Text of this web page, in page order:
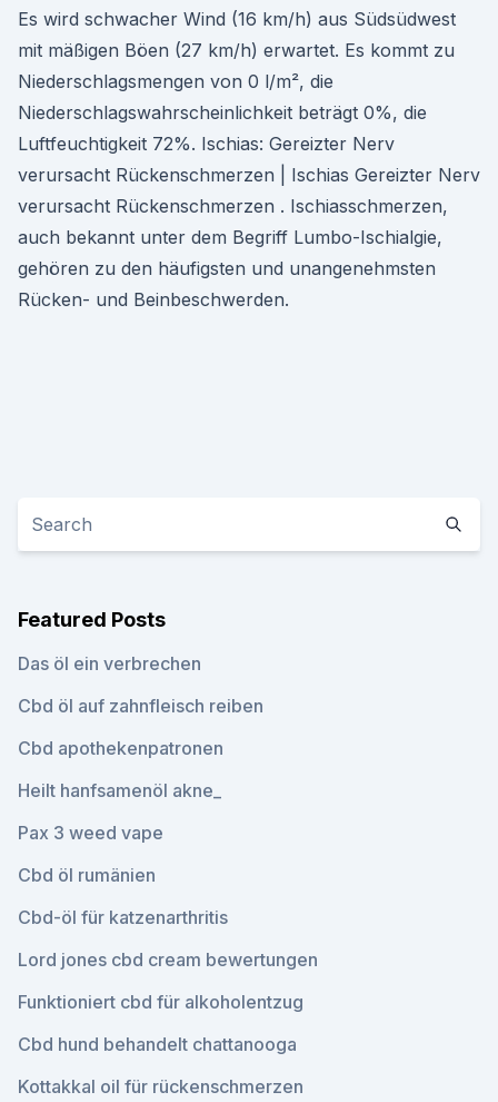
Es wird schwacher Wind (16 km/h) aus Südsüdwest
mit mäßigen Böen (27 km/h) erwartet. Es kommt zu
Niederschlagsmengen von 0 l/m², die
Niederschlagswahrscheinlichkeit beträgt 0%, die
Luftfeuchtigkeit 72%. Ischias: Gereizter Nerv
verursacht Rückenschmerzen | Ischias Gereizter Nerv
verursacht Rückenschmerzen . Ischiasschmerzen,
auch bekannt unter dem Begriff Lumbo-Ischialgie,
gehören zu den häufigsten und unangenehmsten
Rücken- und Beinbeschwerden.
Featured Posts
Das öl ein verbrechen
Cbd öl auf zahnfleisch reiben
Cbd apothekenpatronen
Heilt hanfsamenöl akne_
Pax 3 weed vape
Cbd öl rumänien
Cbd-öl für katzenarthritis
Lord jones cbd cream bewertungen
Funktioniert cbd für alkoholentzug
Cbd hund behandelt chattanooga
Kottakkal oil für rückenschmerzen